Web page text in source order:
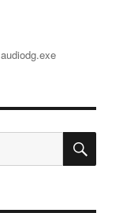
Ετικέτες
audiodg.exe